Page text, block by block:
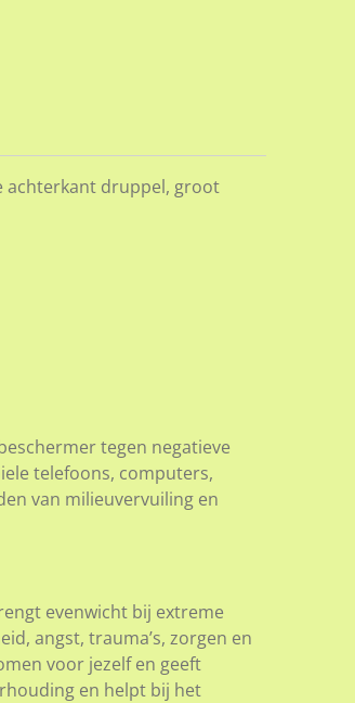
achterkant druppel, groot
tegen negatieve
telefoons, computers,
van milieuvervuiling en
evenwicht bij extreme
angst, trauma’s, zorgen en
voor jezelf en geeft
en helpt bij het